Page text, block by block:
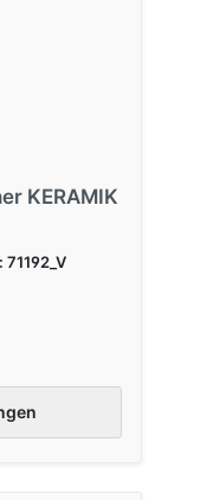
KERAMIK